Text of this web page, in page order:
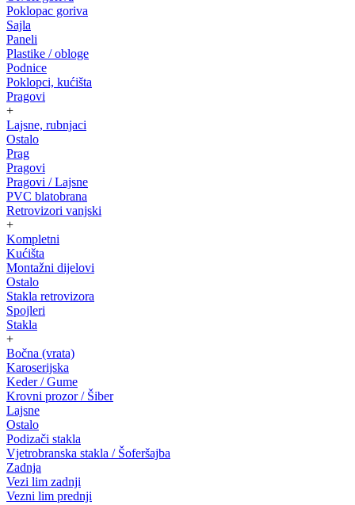
Poklopac goriva
Sajla
Paneli
Plastike / obloge
Podnice
Poklopci, kućišta
Pragovi
+
Lajsne, rubnjaci
Ostalo
Prag
Pragovi
Pragovi / Lajsne
PVC blatobrana
Retrovizori vanjski
+
Kompletni
Kućišta
Montažni dijelovi
Ostalo
Stakla retrovizora
Spojleri
Stakla
+
Bočna (vrata)
Karoserijska
Keder / Gume
Krovni prozor / Šiber
Lajsne
Ostalo
Podizači stakla
Vjetrobranska stakla / Šoferšajba
Zadnja
Vezi lim zadnji
Vezni lim prednji